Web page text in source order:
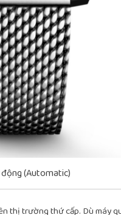
(Automatic)
thị trường thứ cấp. Dù máy